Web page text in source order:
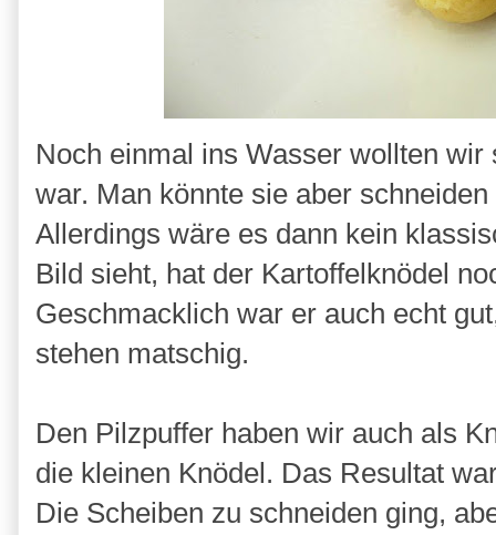
Noch einmal ins Wasser wollten
war. Man könnte sie aber
Allerdings wäre es dann kein
Bild sieht, hat der Kartoffelknödel
Geschmacklich war er auch echt
stehen matschig.
Den Pilzpuffer haben wir auch als
die kleinen Knödel. Das Resultat
Die Scheiben zu schneiden ging,